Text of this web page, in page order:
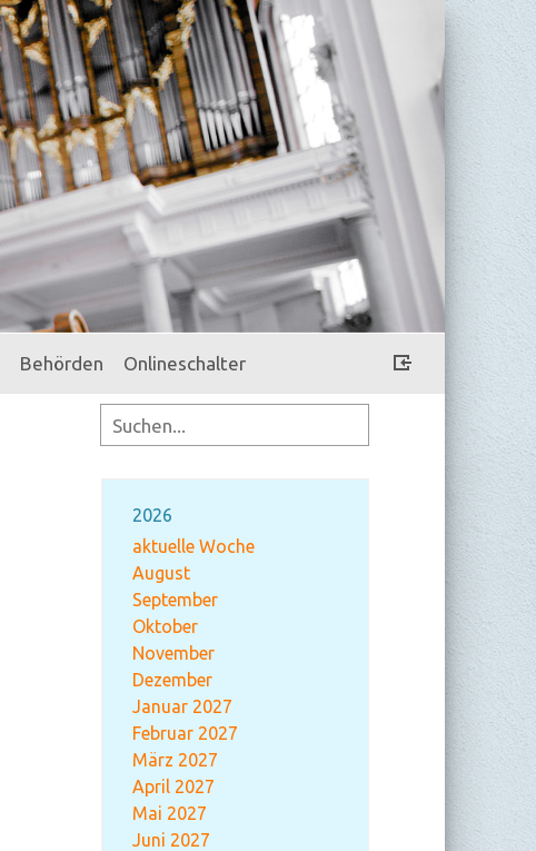
Behörden Onlineschalter
2026
aktuelle Woche
August
September
Oktober
November
Dezember
Januar 2027
Februar 2027
März 2027
April 2027
Mai 2027
Juni 2027